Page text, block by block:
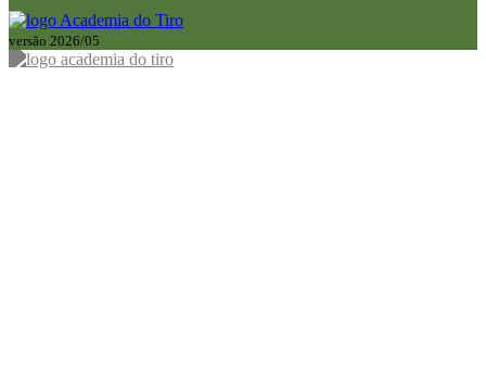
versão 2026/05